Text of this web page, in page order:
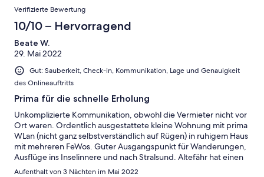
Verifizierte Bewertung
10/10 – Hervorragend
Beate W.
29. Mai 2022
Gut: Sauberkeit, Check-in, Kommunikation, Lage und Genauigkeit
des Onlineauftritts
Prima für die schnelle Erholung
Unkomplizierte Kommunikation, obwohl die Vermieter nicht vor
Ort waren. Ordentlich ausgestattete kleine Wohnung mit prima
WLan (nicht ganz selbstverständlich auf Rügen) in ruhigem Haus
mit mehreren FeWos. Guter Ausgangspunkt für Wanderungen,
Ausflüge ins Inselinnere und nach Stralsund. Altefähr hat einen
schönen Strand für jedes Wetter. Jederzeit gern wieder.
Aufenthalt von 3 Nächten im Mai 2022